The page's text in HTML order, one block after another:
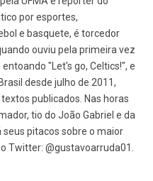
por esportes,
e basquete, é torcedor
ouviu pela primeira vez
"Let's go, Celtics!", e
desde julho de 2011,
publicados. Nas horas
tio do João Gabriel e da
pitacos sobre o maior
Twitter: @gustavoarruda01.